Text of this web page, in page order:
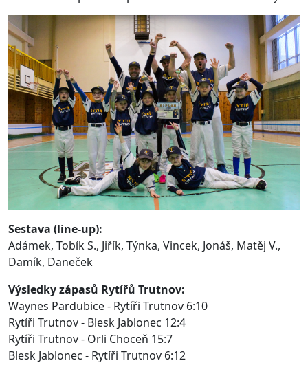
Sestava (line-up):
Adámek, Tobík S., Jiřík, Týnka, Vincek, Jonáš, Matěj V.,
Damík, Daneček
Výsledky zápasů Rytířů Trutnov:
Waynes Pardubice - Rytíři Trutnov 6:10
Rytíři Trutnov - Blesk Jablonec 12:4
Rytíři Trutnov - Orli Choceň 15:7
Blesk Jablonec - Rytíři Trutnov 6:12